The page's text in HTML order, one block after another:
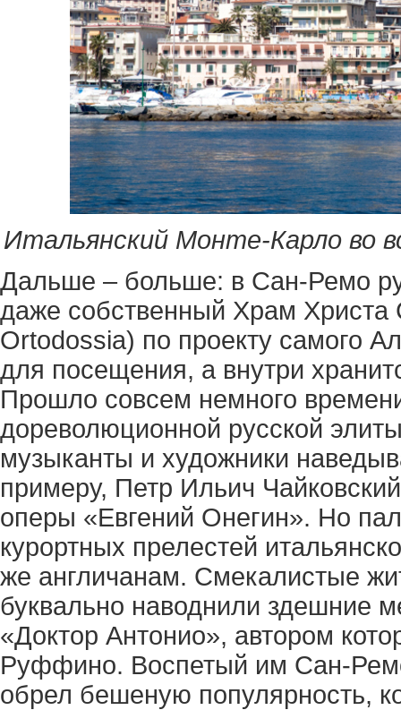
Итальянский Монте-Карло во
Дальше – больше: в Сан-Ремо
даже собственный Храм Христа
Ortodossia) по проекту самого
для посещения, а внутри
Прошло совсем немного
дореволюционной русской
музыканты и художники
примеру, Петр Ильич
оперы «Евгений Онегин». Но
курортных прелестей
же англичанам. Смекалистые
буквально наводнили здешние
«Доктор Антонио», автором
Руффино. Воспетый им Сан-
обрел бешеную популярность,